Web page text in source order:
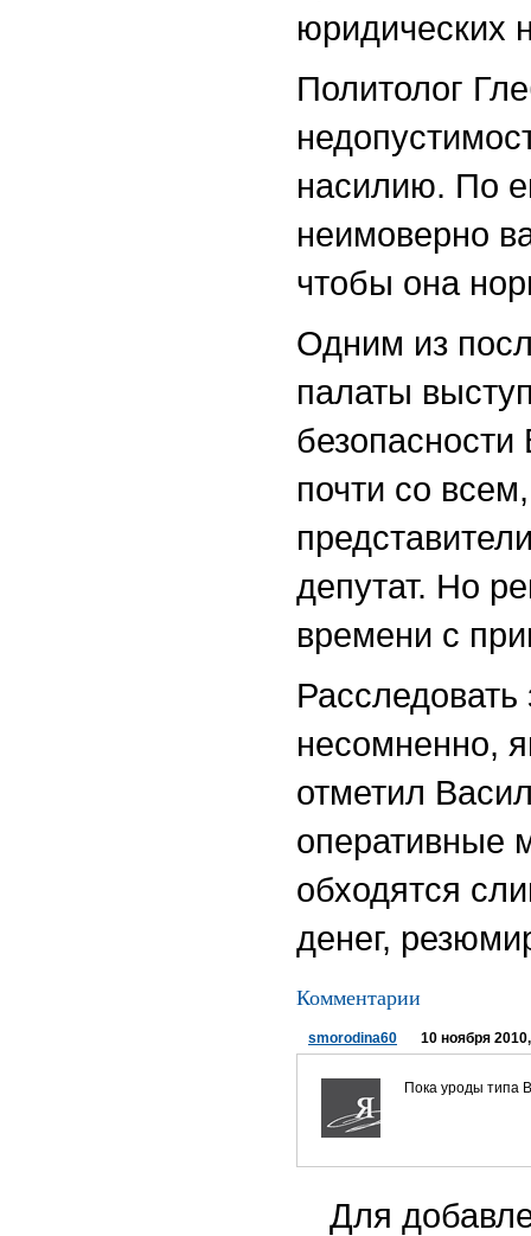
юридических
Политолог
насилию. По
неимоверно
чтобы она
Одним из
палаты
почти со
депутат. Но
времени с
несомненно,
отметил
оперативные
обходятся
денег,
Комментарии
smorodina60 10 ноября
Пока уроды типа
Для